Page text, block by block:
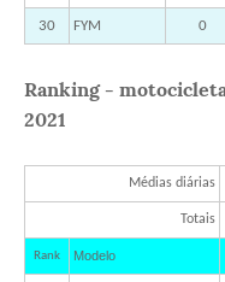
30 FYM 0
Ranking -
2021
Médias diárias
Totais
Rank Modelo